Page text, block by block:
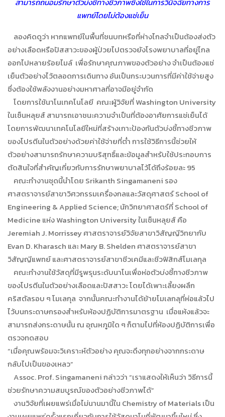
แพทย์โดยไม่ต้องแช่เย็น
ลองคิดดูว่า หากแพทย์ในพื้นที่ชนบทหรือที่ห่างไกลจำเป็นต้องส่งตัว
อย่างเลือดหรือปัสสาวะของผู้ป่วยไปตรวจยังโรงพยาบาลที่อยู่ไกล
ออกไปหลายร้อยไมล์ เพื่อรักษาคุณภาพของตัวอย่าง จำเป็นต้องแช่
เย็นตัวอย่างไว้ตลอดการเดินทาง อันเป็นกระบวนการที่มีค่าใช้จ่ายสูง
ซึ่งต้องใช้พลังงานอย่างมหาศาลที่อาจมีอยู่จำกัด
โดยการใช้นาโนเทคโนโลยี คณะผู้วิจัยที่ Washington University
ในเซ็นหลุยส์ สามารถเอาชนะความจำเป็นที่ต้องอาศัยการแช่เย็นได้
โดยการพัฒนาเทคโนโลยีใหม่ที่สร้างเกาะป้องกันตัวบ่งชี้ทางชีวภาพ
ของโปรตีนในตัวอย่างด้วยค่าใช้จ่ายที่ต่ำ การใช้วิธีการนี้ช่วยให้
ตัวอย่างสามารถรักษาความบริสุทธิ์และข้อมูลสำหรับใช้ประกอบการ
ตัดสินใจที่สำคัญเกี่ยวกับการรักษาพยาบาลไว้ได้ถึงร้อยละ 95
คณะทำงานชุดนี้นำโดย Srikanth Singamaneni รอง
ศาสตราจารย์สาขาวิศวกรรมเครื่องกลและวัสดุศาสตร์ School of
Engineering & Applied Science; นักวิทยาศาสตร์ที่ School of
Medicine แห่ง Washington University ในเซ็นหลุยส์ คือ
Jeremiah J. Morrissey ศาสตราจารย์วิจัยสาขาวิสัญญีวิทยากับ
Evan D. Kharasch และ Mary B. Shelden ศาสตราจารย์สาขา
วิสัญญีแพทย์ และศาสตราจารย์สาขาชีวเคมีและชีวฟิสิกส์โมเลกุล
คณะทำงานใช้วัสดุที่มีรูพรุนระดับนาโนเพื่อห่อตัวบ่งชี้ทางชีวภาพ
ของโปรตีนในตัวอย่างเลือดและปัสสาวะ โดยได้เพาะเลี้ยงผลึก
คริสตัลรอบ ๆ โมเลกุล จากนั้นคณะทำงานได้ย้ายโมเลกลุที่ห่อแล้วไป
ไว้บนกระดาษกรองสำหรับห้องปฏิบัติการมาตรฐาน เมื่อแห้งแล้วจะ
สามารถส่งกระดาษนั้น ณ อุณหภูมิใด ๆ ก็ตามไปที่ห้องปฏิบัติการเพื่อ
ตรวจทดสอบ
“เมื่อคุณพร้อมจะวิเคราะห์ตัวอย่าง คุณจะดึงทุกอย่างจากกระดาษ
กลับไปเป็นของเหลว”
Assoc. Prof. Singamaneni กล่าวว่า “เราแสดงให้เห็นว่า วิธีการนี้
ช่วยรักษาความสมบูรณ์ของตัวอย่างชีวภาพได้”
งานวิจัยที่เผยแพร่เมื่อไม่นานมานี้ใน Chemistry of Materials เป็น